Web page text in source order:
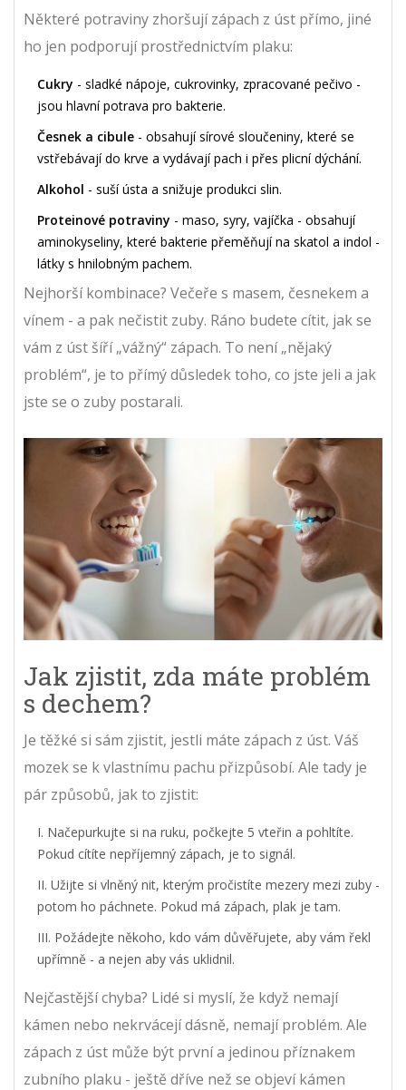
Některé potraviny zhoršují zápach z úst přímo, jiné
ho jen podporují prostřednictvím plaku:
Cukry - sladké nápoje, cukrovinky, zpracované pečivo -
jsou hlavní potrava pro bakterie.
Česnek a cibule - obsahují sírové sloučeniny, které se
vstřebávají do krve a vydávají pach i přes plicní dýchání.
Alkohol - suší ústa a snižuje produkci slin.
Proteinové potraviny - maso, syry, vajíčka - obsahují
aminokyseliny, které bakterie přeměňují na skatol a indol -
látky s hnilobným pachem.
Nejhorší kombinace? Večeře s masem, česnekem a
vínem - a pak nečistit zuby. Ráno budete cítit, jak se
vám z úst šíří „vážný“ zápach. To není „nějaký
problém“, je to přímý důsledek toho, co jste jeli a jak
jste se o zuby postarali.
Jak zjistit, zda máte problém
s dechem?
Je těžké si sám zjistit, jestli máte zápach z úst. Váš
mozek se k vlastnímu pachu přizpůsobí. Ale tady je
pár způsobů, jak to zjistit:
Načepurkujte si na ruku, počkejte 5 vteřin a pohltíte.
Pokud cítíte nepříjemný zápach, je to signál.
Užijte si vlněný nit, kterým pročistíte mezery mezi zuby -
potom ho páchnete. Pokud má zápach, plak je tam.
Požádejte někoho, kdo vám důvěřujete, aby vám řekl
upřímně - a nejen aby vás uklidnil.
Nejčastější chyba? Lidé si myslí, že když nemají
kámen nebo nekrvácejí dásně, nemají problém. Ale
zápach z úst může být první a jedinou příznakem
zubního plaku - ještě dříve než se objeví kámen